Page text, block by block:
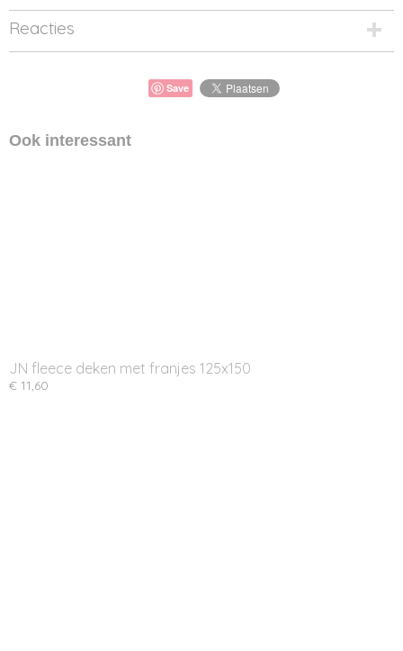
Reacties
Save
Ook interessant
JN fleece deken met franjes 125x150
€ 11,60